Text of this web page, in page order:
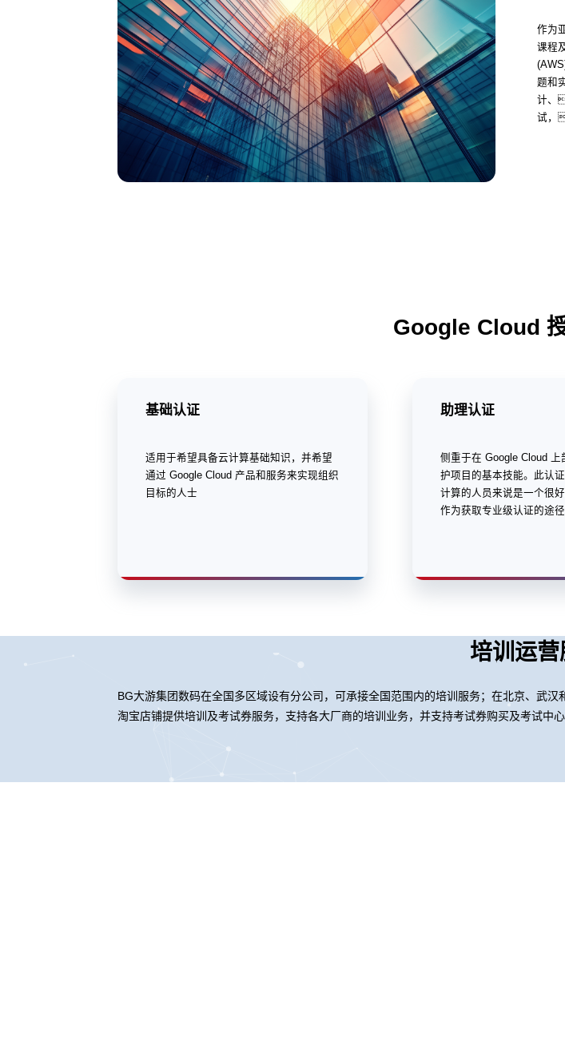
作为
课程
题和
计、
试，
Google Cloud
基础认证
适用于希望具备云计算基础知识，并希望
通过 Google Cloud 产品和服务来实现组织
目标的人士
助理认证
侧重于在 Google Cloud 上
护项目的基本技能。此认
计算的人员来说是一个很
作为获取专业级认证的途径
培训运营
BG大游集团数码在全国多区域设有分公司，可承接全国范围内的培训服务；在北京、武
淘宝店铺提供培训及考试券服务，支持各大厂商的培训业务，并支持考试券购买及考试中